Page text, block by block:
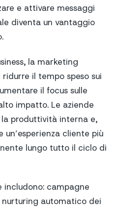
e attivare messaggi
diventa un vantaggio
la marketing
il tempo speso sui
il focus sulle
impatto. Le aziende
produttività interna e,
cliente più
lungo tutto il ciclo di
campagne
automatico dei